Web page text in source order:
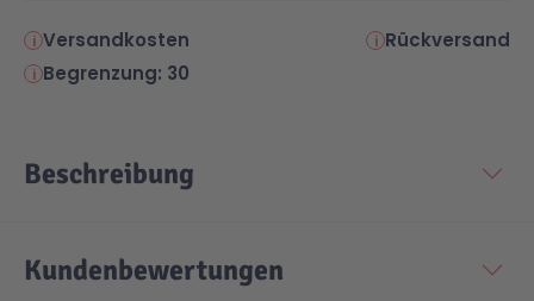
Versandkosten
Rückversand
Begrenzung: 30
Beschreibung
Kundenbewertungen